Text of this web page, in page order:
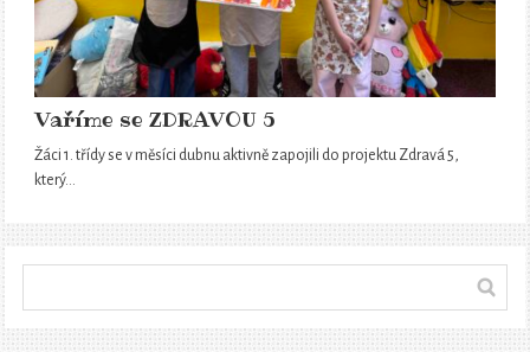
Vaříme se ZDRAVOU 5
Žáci 1. třídy se v měsíci dubnu aktivně zapojili do projektu Zdravá 5,
který…